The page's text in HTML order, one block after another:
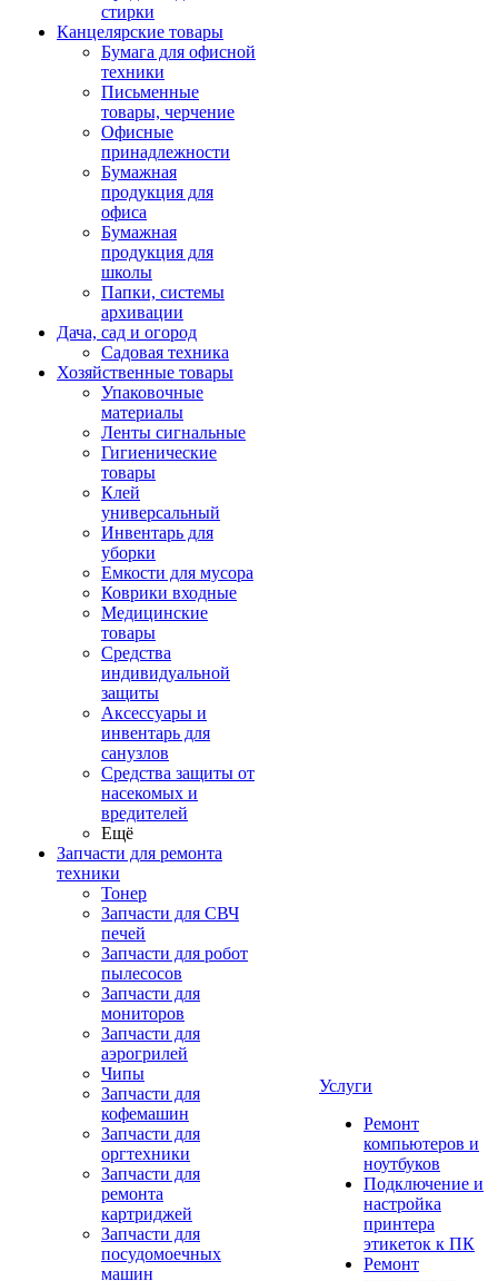
стирки
Канцелярские товары
Бумага для офисной
техники
Письменные
товары, черчение
Офисные
принадлежности
Бумажная
продукция для
офиса
Бумажная
продукция для
школы
Папки, системы
архивации
Дача, сад и огород
Садовая техника
Хозяйственные товары
Упаковочные
материалы
Ленты сигнальные
Гигиенические
товары
Клей
универсальный
Инвентарь для
уборки
Емкости для мусора
Коврики входные
Медицинские
товары
Средства
индивидуальной
защиты
Аксессуары и
инвентарь для
санузлов
Средства защиты от
насекомых и
вредителей
Ещё
Запчасти для ремонта
техники
Тонер
Запчасти для СВЧ
печей
Запчасти для робот
пылесосов
Запчасти для
мониторов
Запчасти для
аэрогрилей
Чипы
Запчасти для
кофемашин
Запчасти для
оргтехники
Запчасти для
ремонта
картриджей
Запчасти для
посудомоечных
машин
Услуги
Ремонт
компьютеров и
ноутбуков
Подключение и
настройка
принтера
этикеток к ПК
Ремонт